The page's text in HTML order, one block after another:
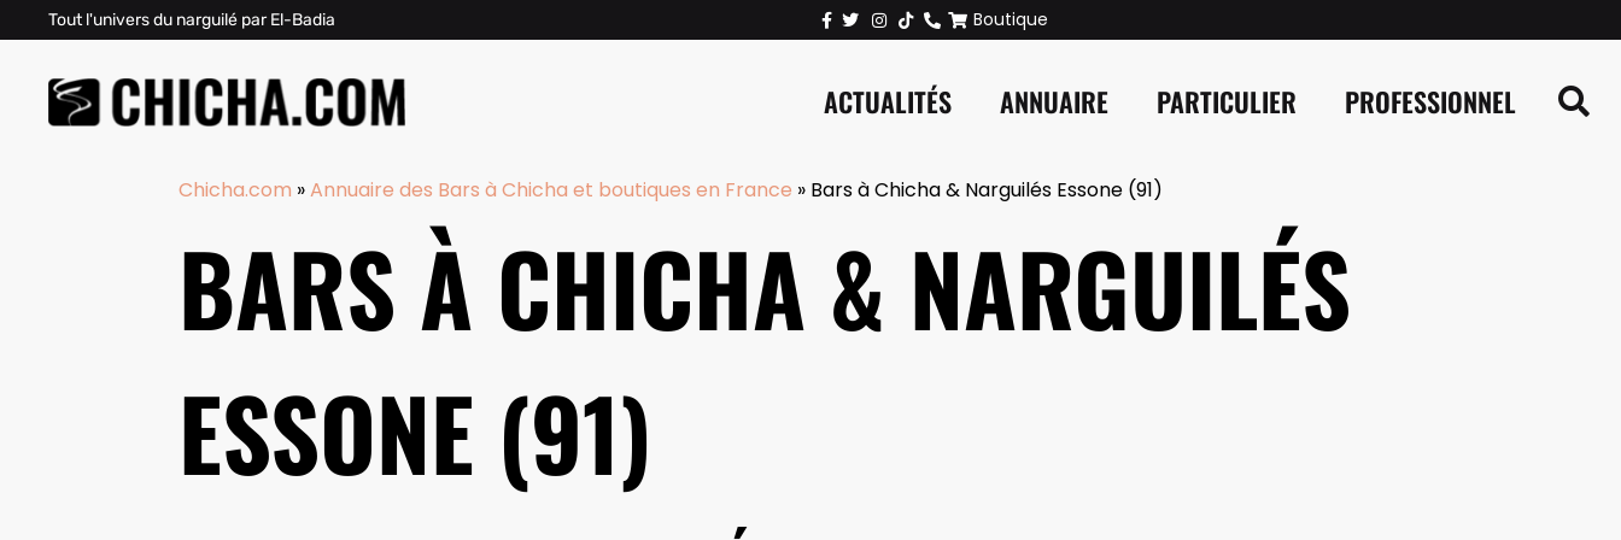
Tout l'univers du narguilé par El-Badia Boutique
ACTUALITÉS ANNUAIRE PARTICULIER PROFESSIONNEL
Chicha.com »Annuaire des Bars à Chicha et boutiques en France » Bars à Chicha & Narguilés Essone (91)
BARS À CHICHA & NARGUILÉS
ESSONE (91)